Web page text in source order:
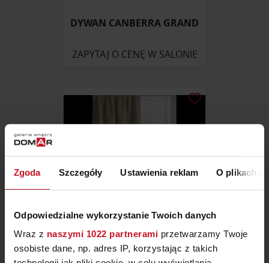
Zgoda Szczegóły Ustawienia reklam O plikach
Odpowiedzialne wykorzystanie Twoich danych
Wraz z naszymi 1022 partnerami przetwarzamy Twoje
osobiste dane, np. adres IP, korzystając z takich
DYWAN CANBERRA GRAND
ZAPYTAJ O CENĘ W SALONIE
ZASŁONA TEO